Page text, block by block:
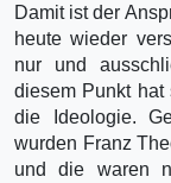
Damit ist der
heute wieder
nur und
diesem Punkt hat
die Ideologie.
wurden Franz
und die waren